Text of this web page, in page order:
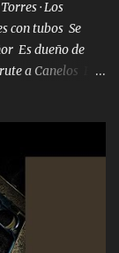
· Los
con tubos Se
Es dueño de
a Canelos Es
por eso hay
los deberes
tengo gente
7 arreglan
NOS HACE